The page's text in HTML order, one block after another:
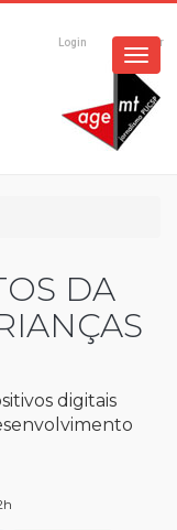
Login Registrar
DA
digitais